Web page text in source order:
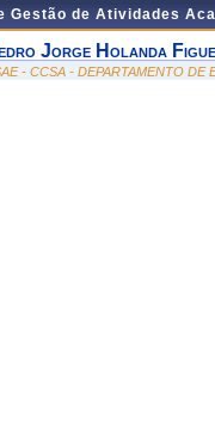
Gestão de Atividades
Jorge Holanda
- CCSA - DEPARTAMENTO DE